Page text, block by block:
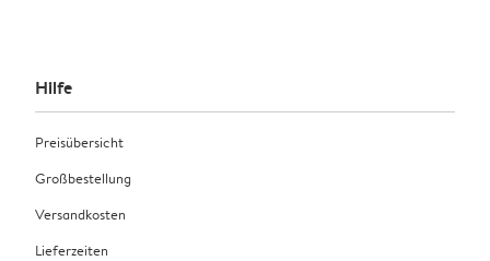
Hilfe
Preisübersicht
Großbestellung
Versandkosten
Lieferzeiten